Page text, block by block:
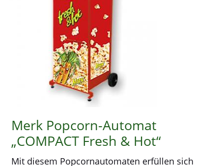
Merk Popcorn-Automat
„COMPACT Fresh & Hot“
Mit diesem Popcornautomaten erfüllen sich